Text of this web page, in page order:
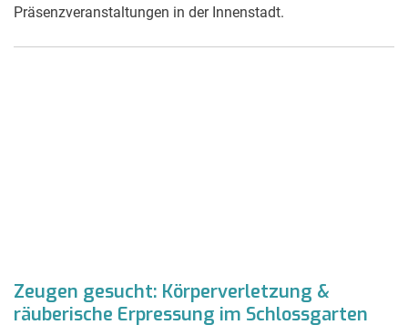
Präsenzveranstaltungen in der Innenstadt.
Zeugen gesucht: Körperverletzung &
räuberische Erpressung im Schlossgarten